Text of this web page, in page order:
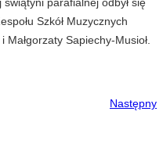
Szkół Muzycznych
Sapiechy-Musioł.
Następny